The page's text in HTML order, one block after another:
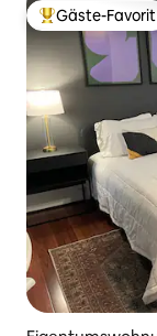
Beliebter Gäste-
Gäste-Favorit